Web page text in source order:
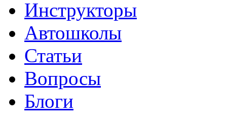
Инструкторы
Автошколы
Статьи
Вопросы
Блоги